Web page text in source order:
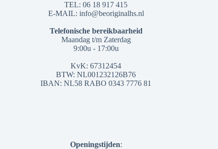
TEL: 06 18 917 415
E-MAIL: info@beoriginalhs.nl
Telefonische bereikbaarheid
Maandag t/m Zaterdag
9:00u - 17:00u
KvK: 67312454
BTW: NL001232126B76
IBAN: NL58 RABO 0343 7776 81
Openingstijden: